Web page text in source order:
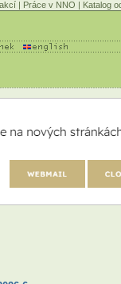
| Práce v NNO | Katalog